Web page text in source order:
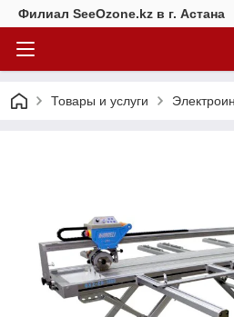
Филиал SeeOzone.kz в г. Астана
Товары и услуги